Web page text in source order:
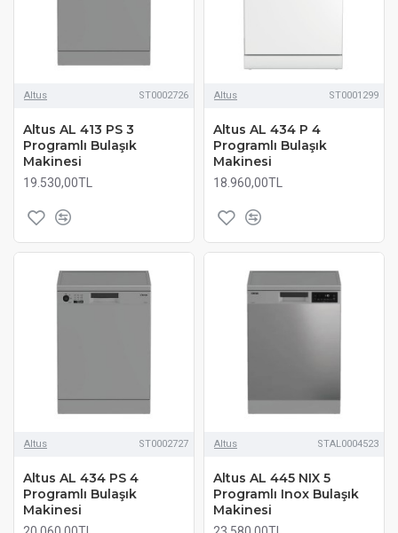
Altus ST0002726
Altus AL 413 PS 3
Programlı Bulaşık
Makinesi
19.530,00TL
Altus ST0001299
Altus AL 434 P 4
Programlı Bulaşık
Makinesi
18.960,00TL
Altus ST0002727
Altus AL 434 PS 4
Programlı Bulaşık
Makinesi
Altus STAL0004523
Altus AL 445 NIX 5
Programlı Inox Bulaşık
Makinesi